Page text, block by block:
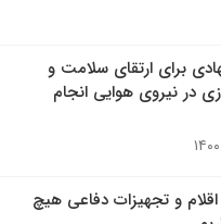
برای ارتقای سلامت و
در نیروی هوایی انجام
و تجهیزات دفاعی هیچ